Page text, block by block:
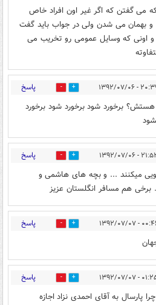
گفتن که اگر غیر اون افراد خاص
و بهمان می شدن ولی در جواب باید گفت
و اونی که وسایل عمومی رو تخریب می
- ۱۳۹۲/۰۷/۰۶ 0 پاسخ
برخورد شود برخورد شود برخورد
- ۱۳۹۲/۰۷/۰۶ 1 پاسخ
میکنند ... و بچه های هاشمی و
هم مسافر انگلستان عزیز
- ۱۳۹۲/۰۷/۰۷ 0 پاسخ
- ۱۳۹۲/۰۷/۰۷ 0 پاسخ
پارسال به آقای احمدی نزاد اجازه